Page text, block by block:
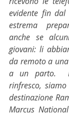
evidente fin
estrema
anche se
giovani: li
da remoto a
a un parto.
rinfresco,
destinazione
Marcus